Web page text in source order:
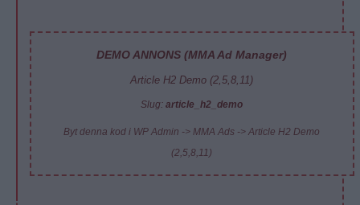
DEMO ANNONS (MMA Ad Manager)
Article H2 Demo (2,5,8,11)
Slug:article_h2_demo
Byt denna kod i WP Admin -> MMA Ads -> Article H2 Demo
(2,5,8,11)